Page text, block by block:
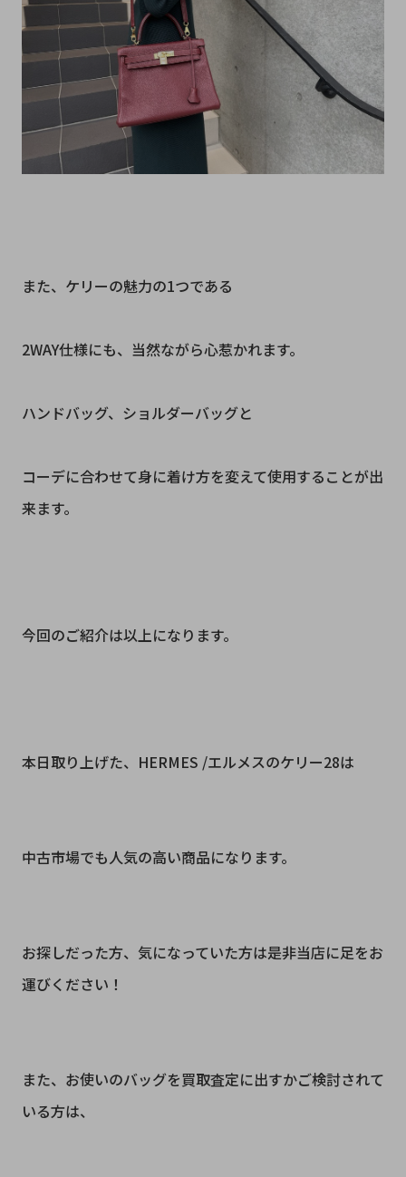
また、ケリーの魅力の1つである
2WAY仕様にも、当然ながら心惹かれます。
ハンドバッグ、ショルダーバッグと
コーデに合わせて身に着け方を変えて使用することが出
来ます。
今回のご紹介は以上になります。
本日取り上げた、HERMES /エルメスのケリー28は
中古市場でも人気の高い商品になります。
お探しだった方、気になっていた方は是非当店に足をお
運びください！
また、お使いのバッグを買取査定に出すかご検討されて
いる方は、